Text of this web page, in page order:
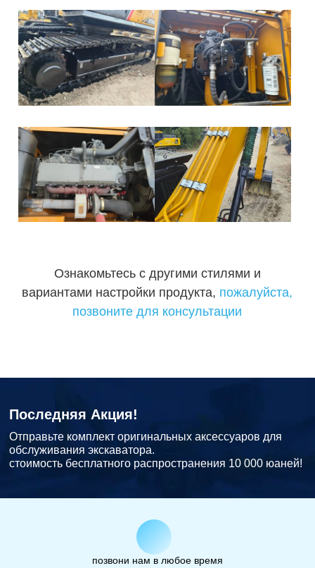
Ознакомьтесь с другими стилями и
вариантами настройки продукта, пожалуйста,
позвоните для консультации
Последняя Акция!
Отправьте комплект оригинальных аксессуаров для
обслуживания экскаватора.
стоимость бесплатного распространения 10 000 юаней!
позвони нам в любое время